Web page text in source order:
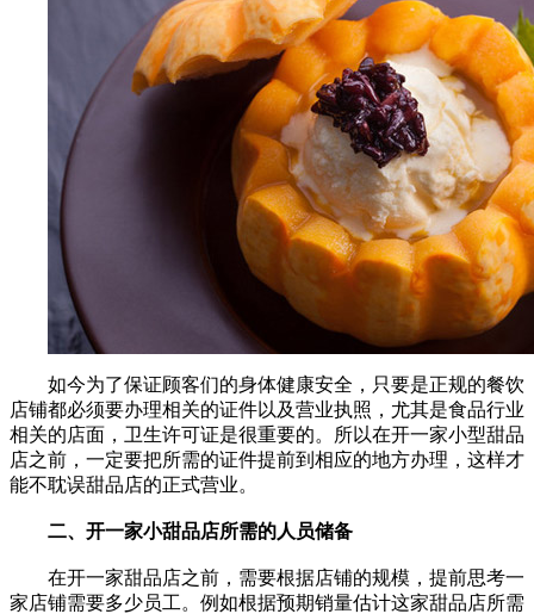
如今为了保证顾客们的身体健康安全，只要是正规的餐饮
店铺都必须要办理相关的证件以及营业执照，尤其是食品行业
相关的店面，卫生许可证是很重要的。所以在开一家小型甜品
店之前，一定要把所需的证件提前到相应的地方办理，这样才
能不耽误甜品店的正式营业。
二、开一家小甜品店所需的人员储备
在开一家甜品店之前，需要根据店铺的规模，提前思考一
家店铺需要多少员工。例如根据预期销量估计这家甜品店所需